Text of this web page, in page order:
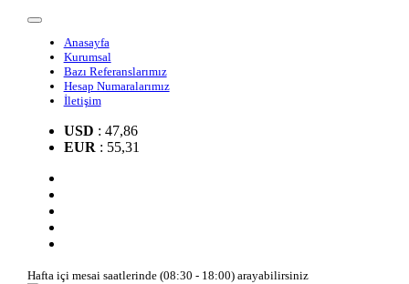
Anasayfa
Kurumsal
Bazı Referanslarımız
Hesap Numaralarımız
İletişim
USD : 47,86
EUR : 55,31
Hafta içi mesai saatlerinde (08:30 - 18:00) arayabilirsiniz